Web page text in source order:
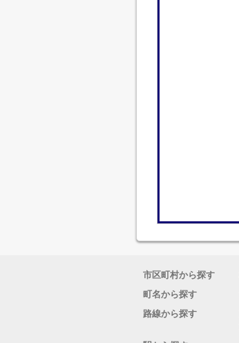
市区町村から探す
町名から探す
路線から探す